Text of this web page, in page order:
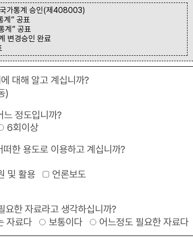
녹색건축뉴스
관 보조사업자 모 ...
2025/11/25
가통계 승인(제408003)
계” 공표
계” 공표
변경승인 완료
대해 알고 계십니까?
)
느 정도입니까?
6회이상
한 용도로 이용하고 계십니까?
및 활용
언론보도
요한 자료라고 생각하십니까?
자료다 보통이다
어느정도 필요한 자료다